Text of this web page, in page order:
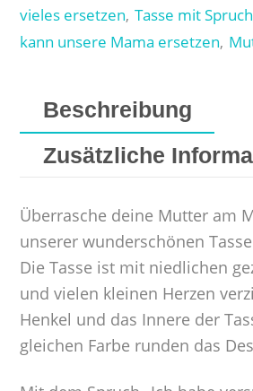
vieles ersetzen, Tasse mit Spruch
kann unsere Mama ersetzen,
Beschreibung
Zusätzliche
Überrasche deine Mutter am
unserer wunderschönen
Die Tasse ist mit niedlichen
und vielen kleinen Herzen
Henkel und das Innere der
gleichen Farbe runden das